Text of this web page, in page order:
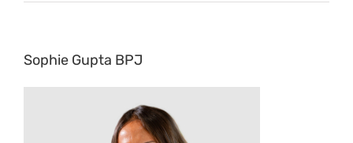
Sophie Gupta BPJ